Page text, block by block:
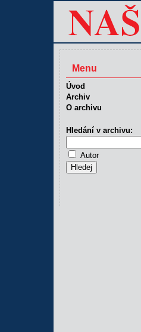
Menu
Úvod
Archiv
O archivu
Hledání v archivu:
Autor